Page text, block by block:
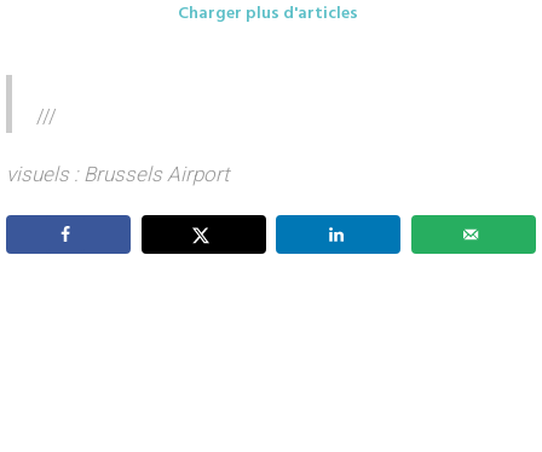
Charger plus d'articles
///
visuels : Brussels Airport